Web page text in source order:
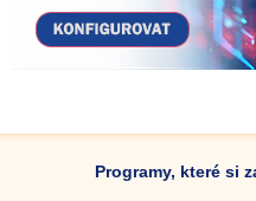
Programy, které si